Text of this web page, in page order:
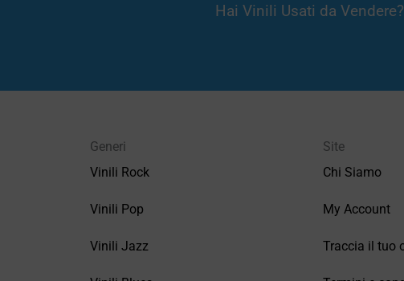
Hai Vinili Usati da
Generi
Vinili Rock
Vinili Pop
Vinili Jazz
Site
Chi Siamo
My Account
Traccia il tuo